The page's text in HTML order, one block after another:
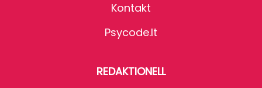
Kontakt
Psycode.it
REDAKTIONELL